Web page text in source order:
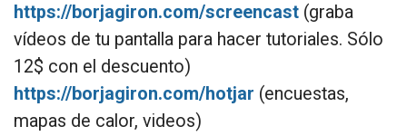
https://borjagiron.com/screencast (graba
vídeos de tu pantalla para hacer tutoriales. Sólo
12$ con el descuento)
https://borjagiron.com/hotjar (encuestas,
mapas de calor, videos)